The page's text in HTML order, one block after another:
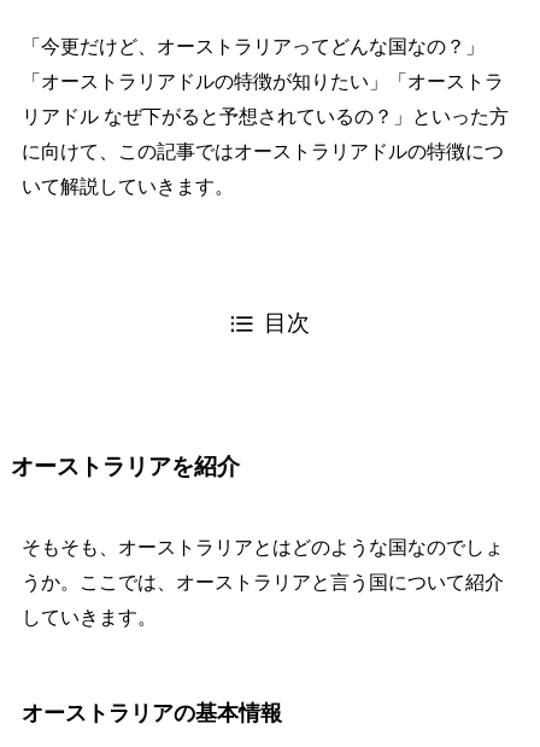
「今更だけど、オーストラリアってどんな国なの？」
「オーストラリアドルの特徴が知りたい」「オーストラ
リアドル なぜ下がると予想されているの？」といった方
に向けて、この記事ではオーストラリアドルの特徴につ
いて解説していきます。
目次
オーストラリアを紹介
そもそも、オーストラリアとはどのような国なのでしょ
うか。ここでは、オーストラリアと言う国について紹介
していきます。
オーストラリアの基本情報